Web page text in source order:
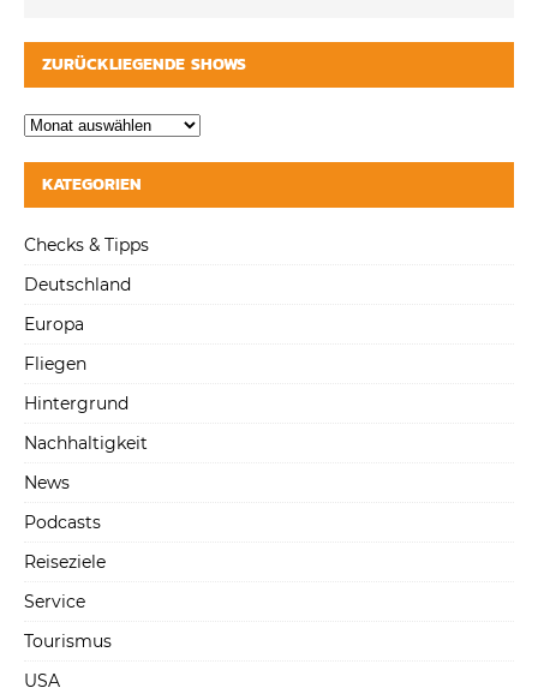
ZURÜCKLIEGENDE SHOWS
KATEGORIEN
Checks & Tipps
Deutschland
Europa
Fliegen
Hintergrund
Nachhaltigkeit
News
Podcasts
Reiseziele
Service
Tourismus
USA